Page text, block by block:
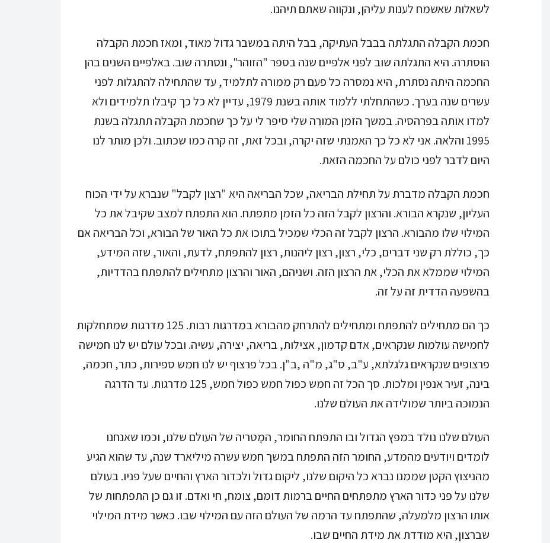
לשאלות שאשמח לענות עליהן, ונקווה שאתם תיהנו.
חכמת הקבלה התגלתה בבבל העתיקה, בבל היתה במשבר גדול מאוד, ומאז חכמת הקבלה
הוסתרה. היא התגלתה שוב לפני אלפיים שנה בספר "הזוהר", ונסתרה שוב. באלפיים השנים בהן
החכמה היתה נסתרת, היא נמסרה כל פעם רק ממורה לתלמיד, עד שהתחילה להתגלות לפני
עשרים שנה בערך. כשהתחלתי ללמוד אותה בשנת 1979, עדיין לא כל כך קיבלו תלמידים ולא
למדו אותה בפרהסיה. במשך הזמן המורֶה שלי סיפר לי על כך שחכמת הקבלה תתגלה בשנת
1995 והלאה. אני לא כל כך האמנתי שזה יקרה, ובכל זאת, זה קרה כמו שכתוב. ולכן מותר לנו
היום לדבר לפני כולם על החכמה הזאת.
חכמת הקבלה מדברת על תחילת הבריאה, שכל הבריאה היא "רצון לקבל" שנברא על ידי הכוח
העליון, שנקרא הבורא. והרצון לקבל הזה כל הזמן מתפתח. הוא התפתח למצב שקיבל את כל
המילוי שלו מהבורא. הרצון לקבל זה הכלי שמכיל בתוכו את כל האור של הבורא, וכל הבריאה אם
כך, כוללת רק שני דברים, כלי, רצון, רצון ליהנות, רצון להתפתח, לדעת, והאור, שזה המידע,
המילוי שממלא את הכלי, את הרצון הזה. ושניהם, האור והרצון מתחילים להתפתח בהדדיות,
בהשפעה הדדית זה על זה.
כך הם מתחילים להתפתח ומתחילים להתרחק מהבורא במדרגות רבות. 125 מדרגות שמתחלקות
לחמישה עולמות שנקראים, אדם קדמון, אצילות, בריאה, יצירה, עשיה. ובכל עולם יש לנו חמישה
פרצופים שנקראים גלגלתא, ע"ב, ס"ג, מ"ה ,ב"ן. בכל פרצוף יש לנו חמש ספירות, כתר, חכמה,
בינה, זעיר אנפין ומלכות. סך הכל זה חמש כפול חמש כפול חמש, 125 מדרגות. עד הדרגה
הנמוכה ביותר שמולידה את העולם שלנו.
העולם שלנו נולד במפץ הגדול ובו התפתח החומר, המָטריה של העולם שלנו, וכמו שאנחנו
לומדים ויודעים מהמדע, החומר הזה התפתח במשך חמש עשרה מיליארד שנה, עד שהוא הגיע
מהניצוץ הקטן שממנו נברא כל היקום שלנו, ליקום גדול ולכדור הארץ והחיים שעל פניו. בעולם
שלנו על פני כדור הארץ מתפתחים החיים ברמות דומם, צומח, חי ואדם. זו גם כן התפתחות של
אותו הרצון מלמעלה, שהתפתח עד הרמה של העולם הזה עם המילוי שבו. כאשר מידת המילוי
שברצון, היא מודדת את מידת החיים שבו.